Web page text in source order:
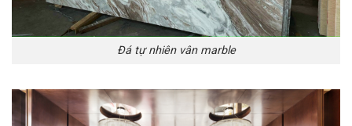
Đá tự nhiên vân marble